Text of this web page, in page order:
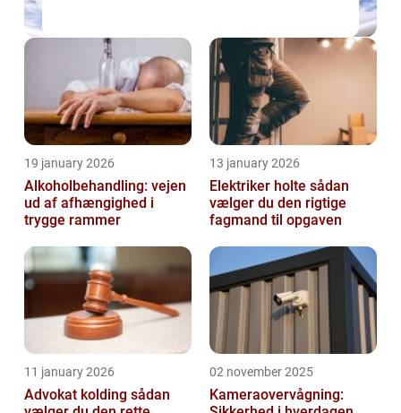
19 january 2026
Alkoholbehandling: vejen
ud af afhængighed i
trygge rammer
13 january 2026
Elektriker holte sådan
vælger du den rigtige
fagmand til opgaven
11 january 2026
Advokat kolding sådan
02 november 2025
Kameraovervågning: